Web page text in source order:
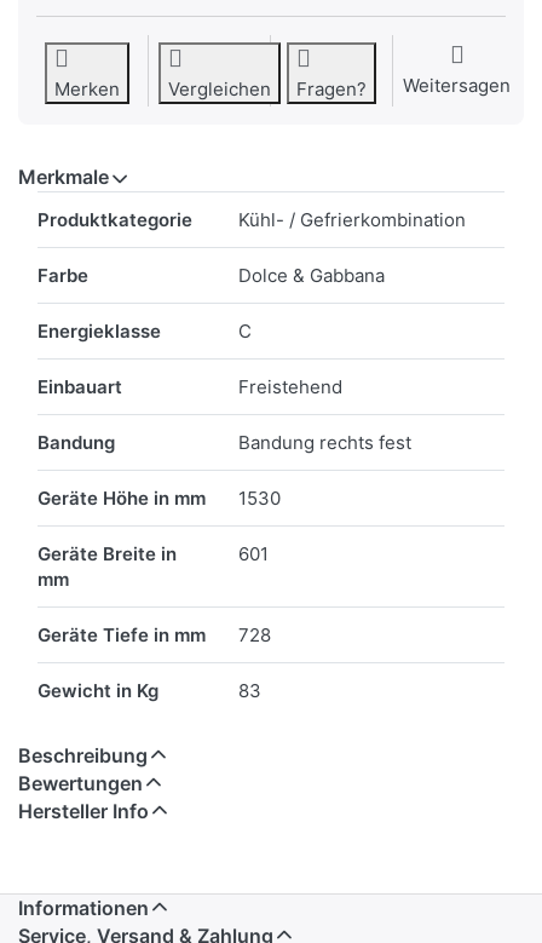
Merken Vergleichen Fragen? Weitersagen
Merkmale
Produktkategorie Kühl- / Gefrierkombination
Farbe Dolce & Gabbana
Energieklasse C
Einbauart Freistehend
Bandung Bandung rechts fest
Geräte Höhe in mm 1530
Geräte Breite in
mm
601
Geräte Tiefe in mm 728
Gewicht in Kg 83
Beschreibung
Bewertungen
Hersteller Info
Informationen
Service, Versand & Zahlung